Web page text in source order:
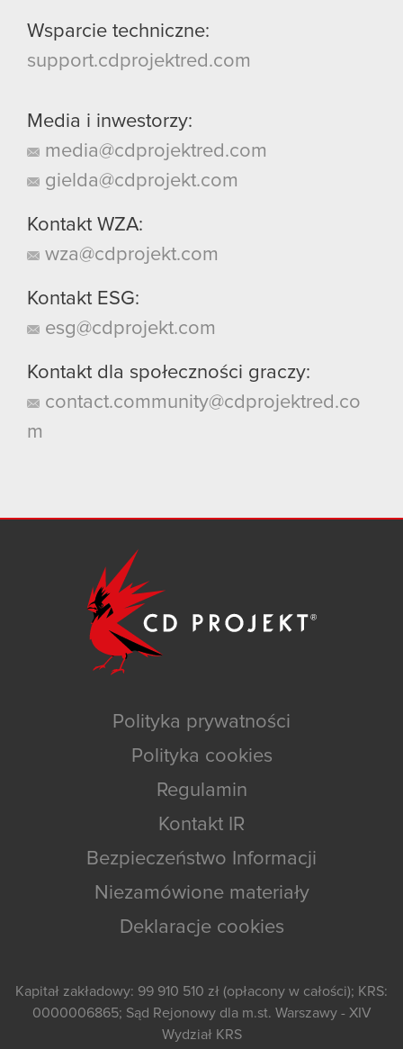
Wsparcie techniczne:
support.cdprojektred.com
Media i inwestorzy:
media@cdprojektred.com
gielda@cdprojekt.com
Kontakt WZA:
wza@cdprojekt.com
Kontakt ESG:
esg@cdprojekt.com
Kontakt dla społeczności graczy:
contact.community@cdprojektred.co
m
Polityka prywatności
Polityka cookies
Regulamin
Kontakt IR
Bezpieczeństwo Informacji
Niezamówione materiały
Deklaracje cookies
Kapitał zakładowy: 99 910 510 zł (opłacony w całości); KRS:
0000006865; Sąd Rejonowy dla m.st. Warszawy - XIV
Wydział KRS